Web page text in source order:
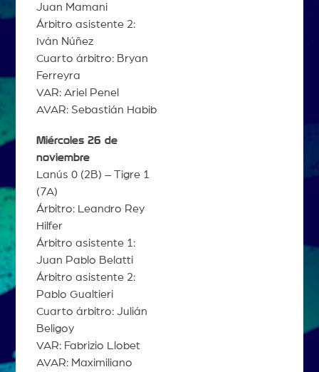
Juan Mamani
Árbitro asistente 2:
Iván Núñez
Cuarto árbitro: Bryan
Ferreyra
VAR: Ariel Penel
AVAR: Sebastián Habib
Miércoles 26 de
noviembre
Lanús 0 (2B) – Tigre 1
(7A)
Árbitro: Leandro Rey
Hilfer
Árbitro asistente 1:
Juan Pablo Belatti
Árbitro asistente 2:
Pablo Gualtieri
Cuarto árbitro: Julián
Beligoy
VAR: Fabrizio Llobet
AVAR: Maximiliano